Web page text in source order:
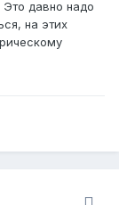
Это давно надо
на этих